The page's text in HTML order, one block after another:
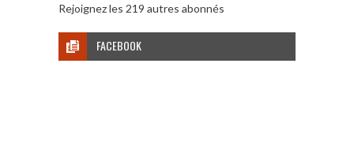
Rejoignez les 219 autres abonnés
FACEBOOK